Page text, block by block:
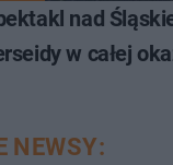
nad
w całej
NEWSY: